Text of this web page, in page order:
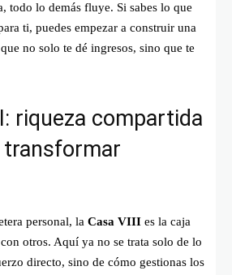
todo lo demás fluye. Si sabes lo que
ti, puedes empezar a construir una
no solo te dé ingresos, sino que te
riqueza compartida
personal, la Casa VIII es la caja
otros. Aquí ya no se trata solo de lo
directo, sino de cómo gestionas los